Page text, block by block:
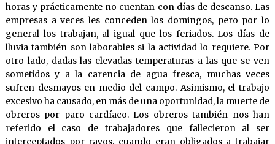
horas y prácticamente no cuentan con días de descanso. Las
empresas a veces les conceden los domingos, pero por lo
general los trabajan, al igual que los feriados. Los días de
lluvia también son laborables si la actividad lo requiere. Por
otro lado, dadas las elevadas temperaturas a las que se ven
sometidos y a la carencia de agua fresca, muchas veces
sufren desmayos en medio del campo. Asimismo, el trabajo
excesivo ha causado, en más de una oportunidad, la muerte de
obreros por paro cardíaco. Los obreros también nos han
referido el caso de trabajadores que fallecieron al ser